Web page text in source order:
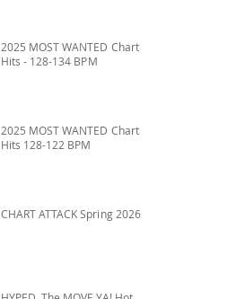
2025 MOST WANTED Chart
Hits - 128-134 BPM
2025 MOST WANTED Chart
Hits 128-122 BPM
CHART ATTACK Spring 2026